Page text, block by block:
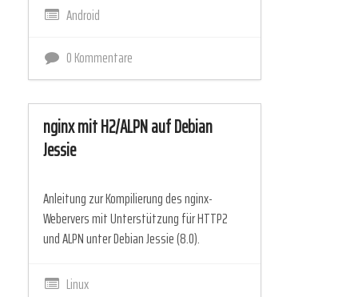
Android
0 Kommentare
nginx mit H2/ALPN auf Debian
Jessie
Anleitung zur Kompilierung des nginx-
Webervers mit Unterstützung für HTTP2
und ALPN unter Debian Jessie (8.0).
Linux